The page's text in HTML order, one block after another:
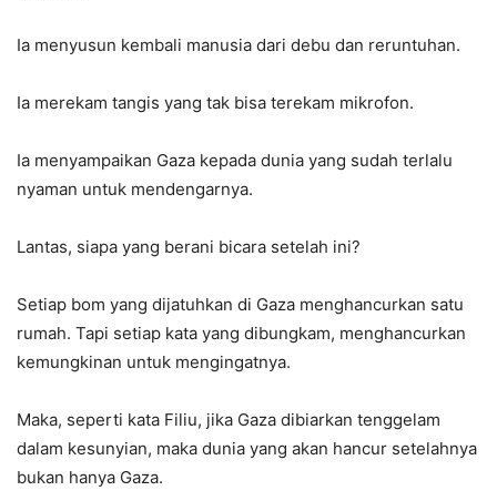
Ia menyusun kembali manusia dari debu dan reruntuhan.
Ia merekam tangis yang tak bisa terekam mikrofon.
Ia menyampaikan Gaza kepada dunia yang sudah terlalu
nyaman untuk mendengarnya.
Lantas, siapa yang berani bicara setelah ini?
Setiap bom yang dijatuhkan di Gaza menghancurkan satu
rumah. Tapi setiap kata yang dibungkam, menghancurkan
kemungkinan untuk mengingatnya.
Maka, seperti kata Filiu, jika Gaza dibiarkan tenggelam
dalam kesunyian, maka dunia yang akan hancur setelahnya
bukan hanya Gaza.